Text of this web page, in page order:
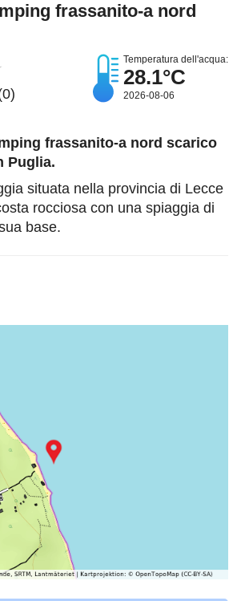
frassanito-a nord
Temperatura dell'acqua:
28.1°C
2026-08-06
frassanito-a nord scarico
Puglia.
situata nella provincia di Lecce
rocciosa con una spiaggia di
base.